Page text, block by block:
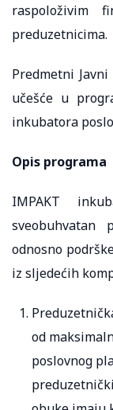
raspoloživim
preduzetnicima.
Predmetni
učešće u
inkubatora
Opis programa
IMPAKT
sveobuhvatan
odnosno
iz sljedećih
od
poslovnog